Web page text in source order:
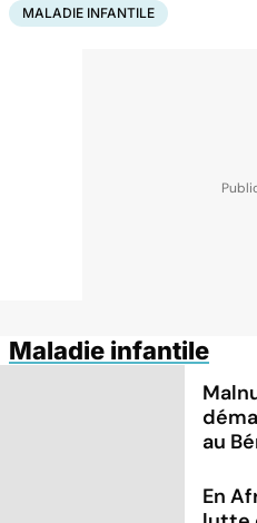
MALADIE INFANTILE
Maladie infantile
au
En